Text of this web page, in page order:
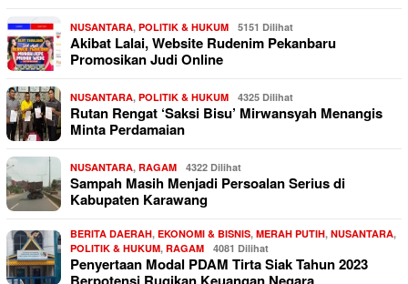
NUSANTARA, POLITIK & HUKUM 5151 Dilihat
Akibat Lalai, Website Rudenim Pekanbaru
Promosikan Judi Online
NUSANTARA, POLITIK & HUKUM 4325 Dilihat
Rutan Rengat ‘Saksi Bisu’ Mirwansyah Menangis
Minta Perdamaian
NUSANTARA, RAGAM 4322 Dilihat
Sampah Masih Menjadi Persoalan Serius di
Kabupaten Karawang
BERITA DAERAH, EKONOMI & BISNIS, MERAH PUTIH, NUSANTARA,
POLITIK & HUKUM, RAGAM 4081 Dilihat
Penyertaan Modal PDAM Tirta Siak Tahun 2023